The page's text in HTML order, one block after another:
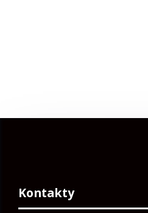
Kontakty